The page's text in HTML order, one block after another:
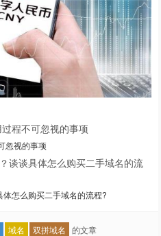
忽视的事项
怎么购买二手域名的流程?
域名 双拼域名 的文章